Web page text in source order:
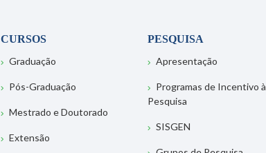
CURSOS
Graduação
Pós-Graduação
Mestrado e Doutorado
Extensão
PESQUISA
Apresentação
Programas de Incentivo à
Pesquisa
SISGEN